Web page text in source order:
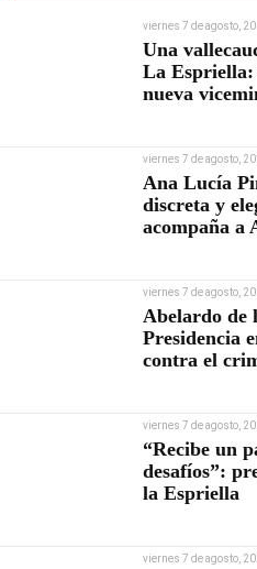
viernes 7 de agosto,
Una
La
nueva
viernes 7 de agosto,
Ana Lucía
discreta y
acompaña a
viernes 7 de agosto,
Abelardo de
Presidencia
contra el
viernes 7 de agosto,
“Recibe un
desafíos”:
la Espriella
viernes 7 de agosto,